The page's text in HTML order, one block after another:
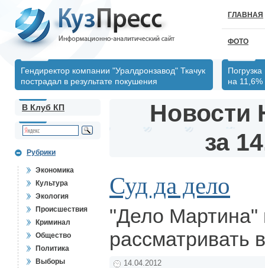
ГЛАВНАЯ
ФОТО
Гендиректор компании "Уралдронзавод" Ткачук
пострадал в результате покушения
на 11,6%
В Клуб КП
Рубрики
Экономика
Культура
Экология
Происшествия
Криминал
Общество
Политика
Выборы
Новости
за
Суд да дело
"Дело Мартина"
рассматривать
14.04.2012